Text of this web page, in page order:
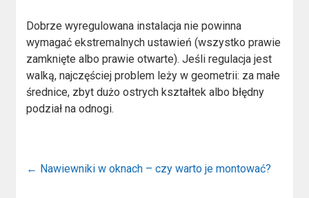
Dobrze wyregulowana instalacja nie powinna
wymagać ekstremalnych ustawień (wszystko prawie
zamknięte albo prawie otwarte). Jeśli regulacja jest
walką, najczęściej problem leży w geometrii: za małe
średnice, zbyt dużo ostrych kształtek albo błędny
podział na odnogi.
← Nawiewniki w oknach – czy warto je montować?